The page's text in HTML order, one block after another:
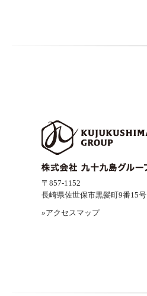
〒857-1152
長崎県佐世保市黒髪町9番15号
»アクセスマップ